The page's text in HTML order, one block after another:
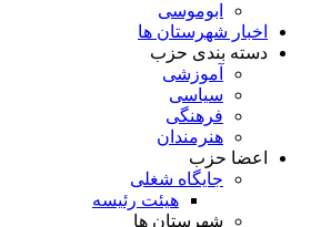
ابوموسی
اخبار شهرستان ها
دسته بندی حزب
آموزشی
سیاسی
فرهنگی
هنرمندان
اعضا حزب
جایگاه شغلی
هیئت رئیسه
شهرستان ها